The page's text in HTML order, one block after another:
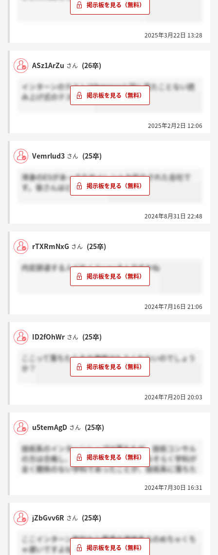
2025年3月22日 13:28
ASz1ArZu さん (26卒)
インターンのテストはBenesseと同じ見たことない読
み上げ式のテストです
2025年2月2日 12:06
Vemrlud3 さん (25卒)
渾身のESがあっさりサイレントお祈りされた会社で
す。皆さんはどうですか？
2024年8月31日 22:48
rTXRmNxG さん (25卒)
内定辞退する人どれくらいいるんですかね
2024年7月16日 21:06
ID2fOhWr さん (25卒)
ここって落ちたらその連絡はもうくれないのでしょう
か？
2024年7月20日 20:03
u5temAgD さん (25卒)
技術系のインターンシップは落ちたが、技術コンサル
の方は合格し、優遇ルートに乗れた。おそらく学科が
全く関係のない学科であったことが、技術系に落ちた
2024年7月30日 16:31
jZbGvv6R さん (25卒)
ここインターン参加から優遇の連絡来るのめちゃくち
ゃ遅いですよね。